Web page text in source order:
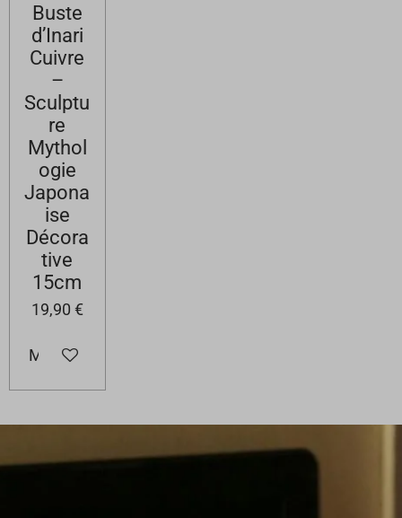
Buste
d’Inari
Cuivre
–
Sculptu
re
Mythol
ogie
Japona
ise
Décora
tive
15cm
19,90 €
M'avertir si disponible